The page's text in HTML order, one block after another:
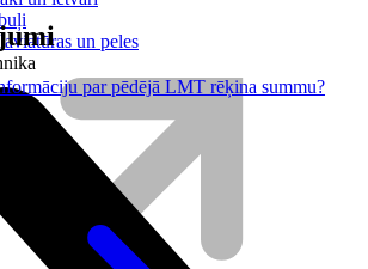
un peles
par pēdējā LMT rēķina summu?